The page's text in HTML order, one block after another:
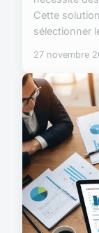
Cette
sélectionner
27 novembre